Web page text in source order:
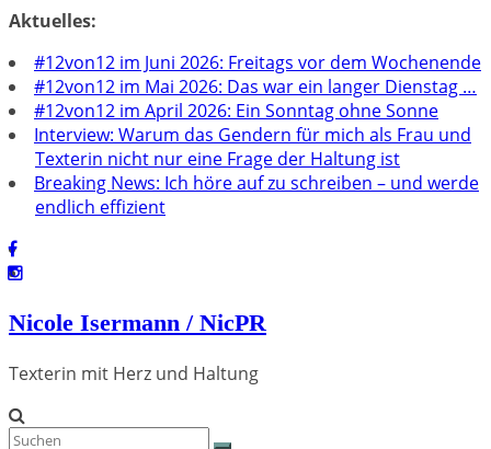
Zum
springen
Aktuelles:
#12von12 im Juni 2026: Freitags vor dem Wochenende
#12von12 im Mai 2026: Das war ein langer Dienstag …
#12von12 im April 2026: Ein Sonntag ohne Sonne
Interview: Warum das Gendern für mich als Frau und
Texterin nicht nur eine Frage der Haltung ist
Breaking News: Ich höre auf zu schreiben – und werde
endlich effizient
Nicole Isermann / NicPR
Texterin mit Herz und Haltung